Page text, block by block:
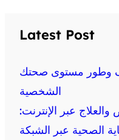
Latest Post
وطور مستوى صحتك
الشخصية
عبر الإنترنت:
الصحية عبر الشبكة